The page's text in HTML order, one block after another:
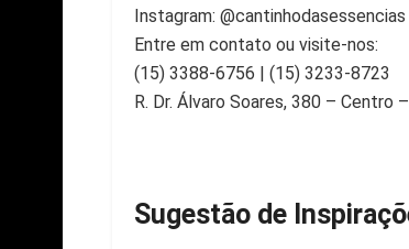
Instagram: @cantinhodasessencias
Entre em contato ou visite-nos:
(15) 3388-6756 | (15) 3233-8723
R. Dr. Álvaro Soares, 380 – Centro
Sugestão de